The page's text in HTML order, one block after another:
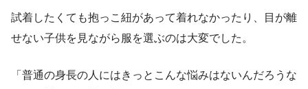
試着したくても抱っこ紐があって着れなかったり、目が離
せない子供を見ながら服を選ぶのは大変でした。
「普通の身長の人にはきっとこんな悩みはないんだろうな